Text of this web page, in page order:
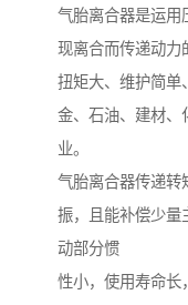
气胎离合器是运用
现离合而传递动力
扭矩大、维护简单
金、石油、建材、
业。
气胎离合器传递转
振，且能补偿少量
动部分惯
性小，使用寿命长